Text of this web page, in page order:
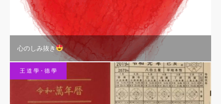
心のしみ抜き
王 道 學・德 學